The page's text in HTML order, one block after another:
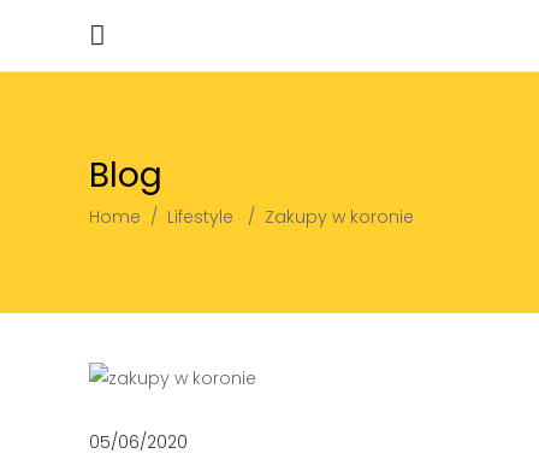
Blog
Home / Lifestyle / Zakupy w koronie
05/06/2020